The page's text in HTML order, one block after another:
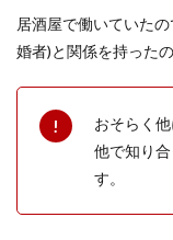
居酒屋で働いていた
婚者)と関係を持ったの
おそらく
他で知り
す。